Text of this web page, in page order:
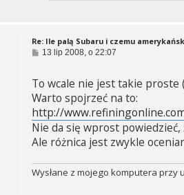
Re: Ile palą Subaru i czemu
P
t
13 lip 2008, o 22:07
To wcale nie jest takie proste
Warto spojrzeć na to:
http://
Nie da się wprost
Ale różnica jest zwykle
Wysłane z mojego komputera przy